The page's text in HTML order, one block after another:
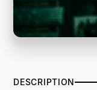
DESCRIPTION